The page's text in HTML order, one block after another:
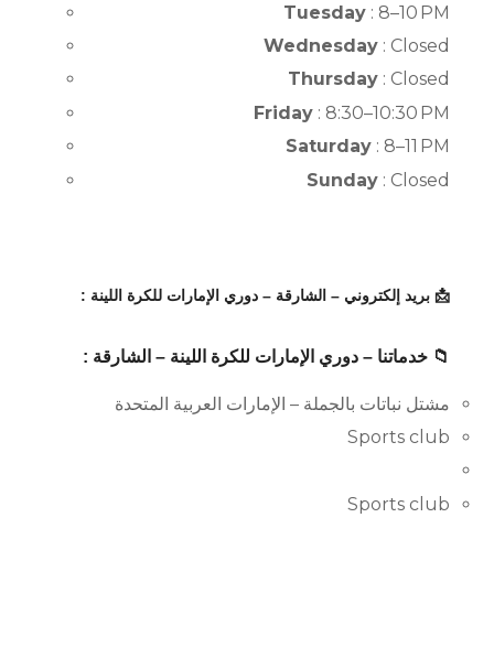
Tuesday : 8–10 PM
Wednesday : Closed
Thursday : Closed
Friday : 8:30–10:30 PM
Saturday : 8–11 PM
Sunday : Closed
📩 بريد إلكتروني – الشارقة – دوري الإمارات للكرة اللينة :
📁 خدماتنا – دوري الإمارات للكرة اللينة – الشارقة :
مشتل نباتات بالجملة – الإمارات العربية المتحدة
Sports club
Sports club